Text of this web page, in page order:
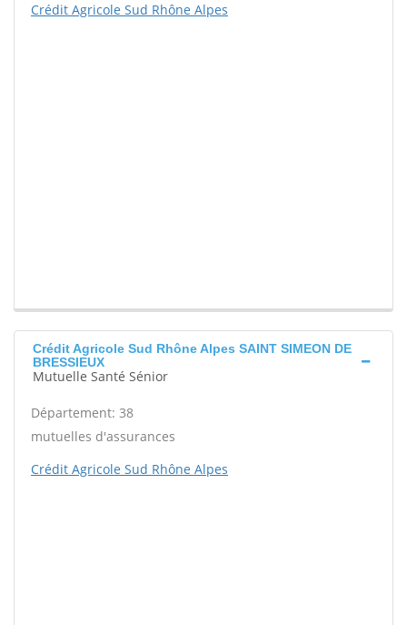
Crédit Agricole Sud Rhône Alpes
Crédit Agricole Sud Rhône Alpes SAINT SIMEON DE
BRESSIEUX
Mutuelle Santé Sénior
Département: 38
mutuelles d'assurances
Crédit Agricole Sud Rhône Alpes